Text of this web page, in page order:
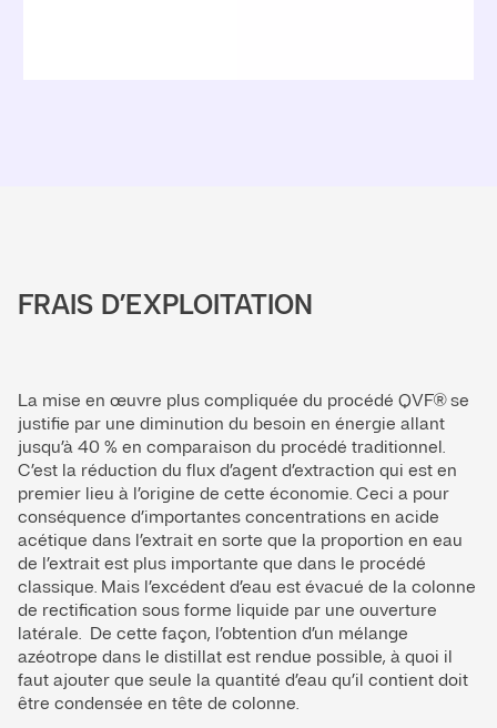
FRAIS D’EXPLOITATION
La mise en œuvre plus compliquée du procédé QVF® se
justifie par une diminution du besoin en énergie allant
jusqu’à 40 % en comparaison du procédé traditionnel.
C’est la réduction du flux d’agent d’extraction qui est en
premier lieu à l’origine de cette économie. Ceci a pour
conséquence d’importantes concentrations en acide
acétique dans l’extrait en sorte que la proportion en eau
de l’extrait est plus importante que dans le procédé
classique. Mais l’excédent d’eau est évacué de la colonne
de rectification sous forme liquide par une ouverture
latérale. De cette façon, l’obtention d’un mélange
azéotrope dans le distillat est rendue possible, à quoi il
faut ajouter que seule la quantité d’eau qu’il contient doit
être condensée en tête de colonne.